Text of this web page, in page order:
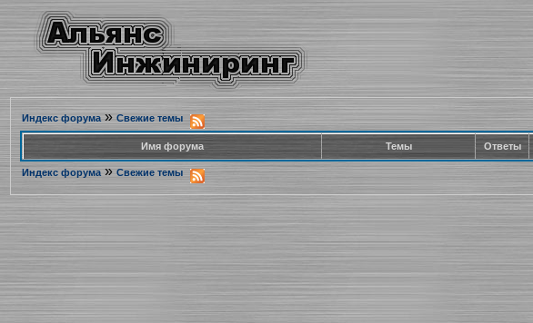
Индекс форума» Свежие темы
Имя форума Темы Ответы
Индекс форума » Свежие темы